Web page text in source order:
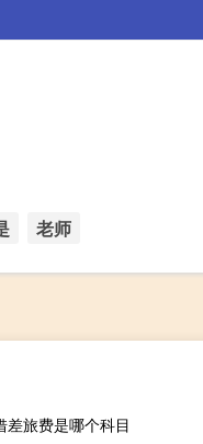
老师
差旅费是哪个科目